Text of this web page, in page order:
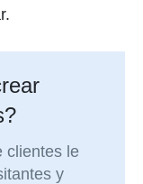
clientes le
y